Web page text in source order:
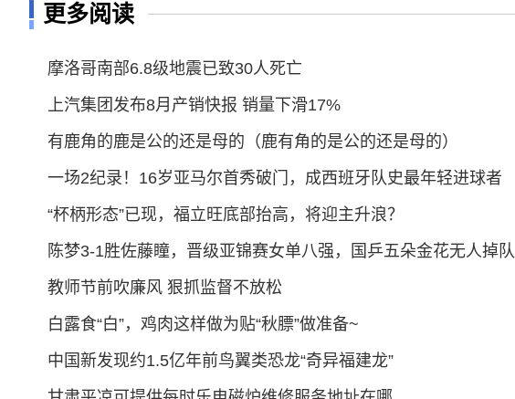
更多阅读
摩洛哥南部6.8级地震已致30人死亡
上汽集团发布8月产销快报 销量下滑17%
有鹿角的鹿是公的还是母的（鹿有角的是公的还是母的）
一场2纪录！16岁亚马尔首秀破门，成西班牙队史最年轻进球者
“杯柄形态”已现，福立旺底部抬高，将迎主升浪？
陈梦3-1胜佐藤瞳，晋级亚锦赛女单八强，国乒五朵金花无人掉队
教师节前吹廉风 狠抓监督不放松
白露食“白”，鸡肉这样做为贴“秋膘”做准备~
中国新发现约1.5亿年前鸟翼类恐龙“奇异福建龙”